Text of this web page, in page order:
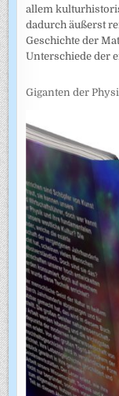
allem
dadurch äußerst
Geschichte der
Unterschiede der
Giganten der